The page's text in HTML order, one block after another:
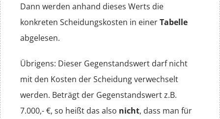
Dann werden anhand dieses Werts die
konkreten Scheidungskosten in einerTabelle
abgelesen.
Übrigens: Dieser Gegenstandswert darf nicht
mit den Kosten der Scheidung verwechselt
werden. Beträgt der Gegenstandswert z.B.
7.000,- €, so heißt das also nicht, dass man für